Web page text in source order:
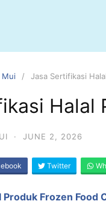
Mui Jasa Sertifikasi
Halal
· JUNE 2, 2026
Twitter
Produk Frozen Food